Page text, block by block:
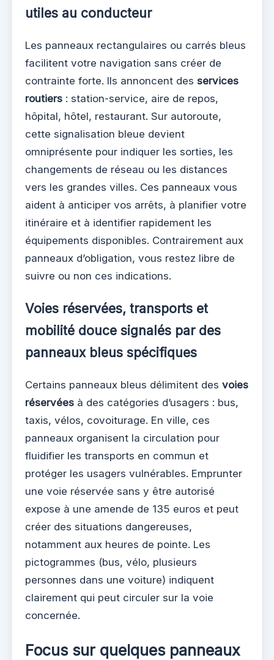
utiles au conducteur
Les panneaux rectangulaires ou carrés bleus
facilitent votre navigation sans créer de
contrainte forte. Ils annoncent des services
routiers : station-service, aire de repos,
hôpital, hôtel, restaurant. Sur autoroute,
cette signalisation bleue devient
omniprésente pour indiquer les sorties, les
changements de réseau ou les distances
vers les grandes villes. Ces panneaux vous
aident à anticiper vos arrêts, à planifier votre
itinéraire et à identifier rapidement les
équipements disponibles. Contrairement aux
panneaux d’obligation, vous restez libre de
suivre ou non ces indications.
Voies réservées, transports et
mobilité douce signalés par des
panneaux bleus spécifiques
Certains panneaux bleus délimitent des voies
réservées à des catégories d’usagers : bus,
taxis, vélos, covoiturage. En ville, ces
panneaux organisent la circulation pour
fluidifier les transports en commun et
protéger les usagers vulnérables. Emprunter
une voie réservée sans y être autorisé
expose à une amende de 135 euros et peut
créer des situations dangereuses,
notamment aux heures de pointe. Les
pictogrammes (bus, vélo, plusieurs
personnes dans une voiture) indiquent
clairement qui peut circuler sur la voie
concernée.
Focus sur quelques panneaux